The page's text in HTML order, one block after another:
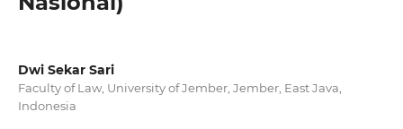
Dwi Sekar Sari
Faculty of Law, University of Jember, Jember, East Java,
Indonesia